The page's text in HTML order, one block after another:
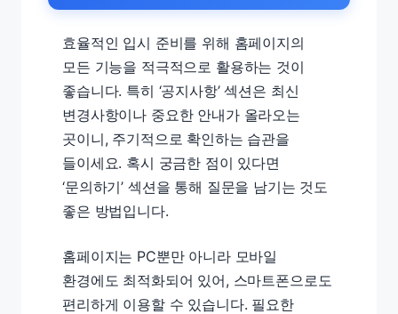
효율적인 입시 준비를 위해 홈페이지의
모든 기능을 적극적으로 활용하는 것이
좋습니다. 특히 ‘공지사항’ 섹션은 최신
변경사항이나 중요한 안내가 올라오는
곳이니, 주기적으로 확인하는 습관을
들이세요. 혹시 궁금한 점이 있다면
‘문의하기’ 섹션을 통해 질문을 남기는 것도
좋은 방법입니다.
홈페이지는 PC뿐만 아니라 모바일
환경에도 최적화되어 있어, 스마트폰으로도
편리하게 이용할 수 있습니다. 필요한